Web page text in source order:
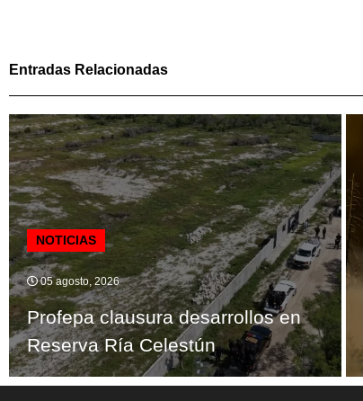
Entradas Relacionadas
NOTICIAS
05 agosto, 2026
Profepa clausura desarrollos en
Reserva Ría Celestún